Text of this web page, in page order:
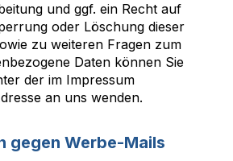
und ggf. ein Recht auf
oder Löschung dieser
zu weiteren Fragen zum
Daten können Sie
der im Impressum
an uns wenden.
gegen Werbe-Mails